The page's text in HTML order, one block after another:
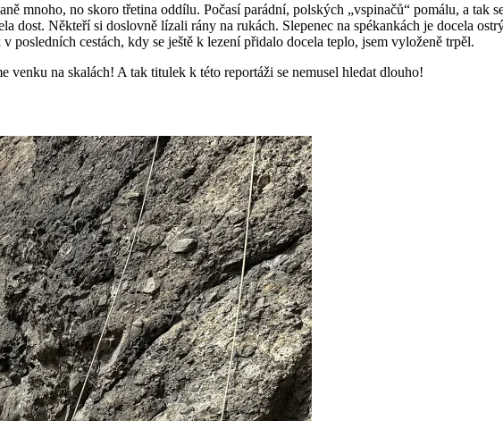
mnoho, no skoro třetina oddílu. Počasí parádní, polských „vspinačů“ pomálu, a tak
dost. Někteří si doslovně lízali rány na rukách. Slepenec na spékankách je docela
posledních cestách, kdy se ještě k lezení přidalo docela teplo, jsem vyloženě trpěl.
venku na skalách! A tak titulek k této reportáži se nemusel hledat dlouho!